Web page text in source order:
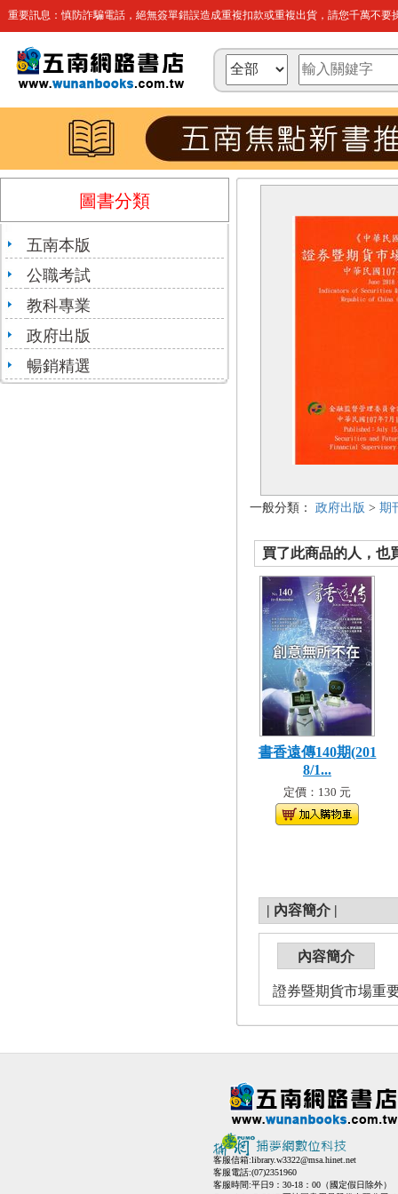
重要訊息：慎防詐騙電話，絕無簽單錯誤造成重複扣款或重複出貨，請您千萬不要
圖書分類
五南本版
公職考試
教科專業
政府出版
暢銷精選
一般分類： 政府出版 > 期
買了此商品的人，也
書香遠傳140期(201
8/1...
定價：130 元
| 內容簡介 |
內容簡介
證券暨期貨市場重
客服信箱:library.w3322@msa.hinet.net
客服電話:(07)2351960
客服時間:平日9：30-18：00（國定假日除外）